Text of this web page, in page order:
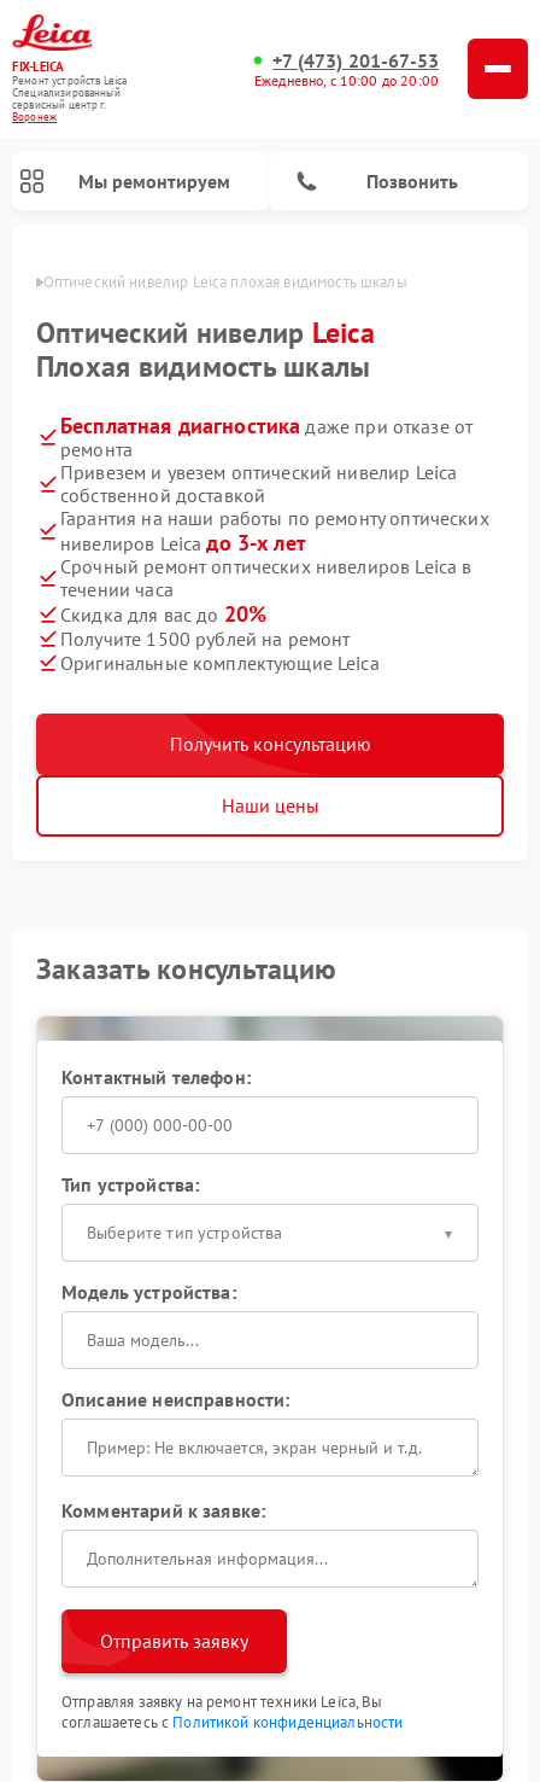
FIX-LEICA
Ремонт устройств Leica
Специализированный
cервисный центр г.
Воронеж
+7 (473) 201-67-53
Ежедневно, с 10:00 до 20:00
Мы ремонтируем Позвонить
Оптический нивелир Leica плохая видимость шкалы
Оптический нивелир Leica
Плохая видимость шкалы
Бесплатная диагностика даже при отказе от
ремонта
Привезем и увезем оптический нивелир Leica
собственной доставкой
Гарантия на наши работы по ремонту оптических
нивелиров Leicaдо 3-х лет
Срочный ремонт оптических нивелиров Leica в
течении часа
Скидка для вас до 20%
Получите 1500 рублей на ремонт
Оригинальные комплектующие Leica
Получить консультацию
Наши цены
Заказать консультацию
Контактный телефон:
Тип устройства:
Выберите тип устройства
Модель устройства:
Описание неисправности:
Комментарий к заявке:
Отправить заявку
Отправляя заявку на ремонт техники Leica, Вы
соглашаетесь с Политикой конфиденциальности